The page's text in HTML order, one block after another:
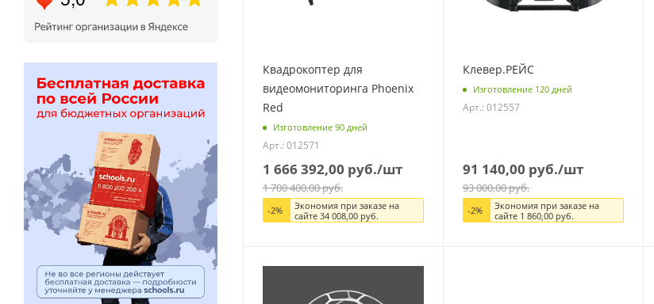
Квадрокоптер для
видеомониторинга Phoenix
Red
Изготовление 90 дней
Арт.: 012571
1 666 392,00 руб./шт
1 700 400,00руб.
-2%
Экономия при заказе на
сайте34 008,00 руб.
Клевер.РЕЙС
Изготовление 120 дней
Арт.: 012557
91 140,00 руб./шт
93 000,00руб.
-2%
Экономия при заказе на
сайте 1 860,00руб.